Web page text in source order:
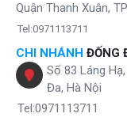
Tính năng
nóng lạnh
Người dùng cây nước
sản phẩm được trang
Đầu tiên là khóa an
Quận Thanh Xuân,
Tel:0971113711
CHI NHÁNH ĐỐNG
Số 83 Láng
Đa, Hà Nội
Tel:0971113711